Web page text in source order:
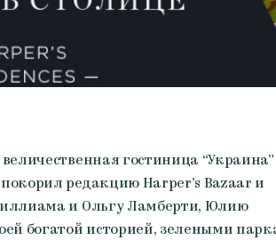
гостиница
редакцию Harper’s Bazaar и
и Ольгу Ламберти, Юлию
богатой историей, зелеными